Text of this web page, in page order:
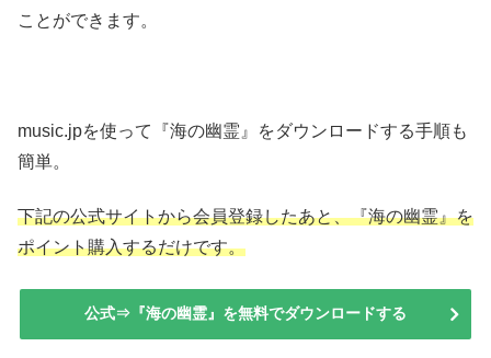
ことができます。
music.jpを使って『海の幽霊』をダウンロードする手順も
簡単。
下記の公式サイトから会員登録したあと、『海の幽霊』を
ポイント購入するだけです。
公式⇒『海の幽霊』を無料でダウンロードする